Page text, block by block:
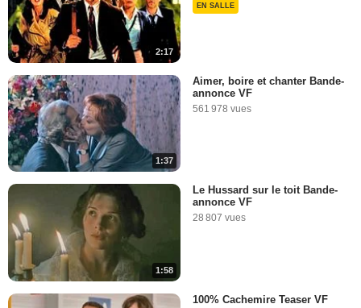
2:17
EN SALLE
1:37
Aimer, boire et chanter Bande-
annonce VF
561 978 vues
1:58
Le Hussard sur le toit Bande-
annonce VF
28 807 vues
100% Cachemire Teaser VF